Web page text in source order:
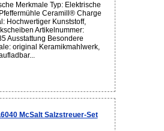
Merkmale Typ: Elektrische
Ceramill® Charge
Hochwertiger Kunststoff,
Artikelnummer:
Ausstattung Besondere
original Keramikmahlwerk,
McSalt Salzstreuer-Set